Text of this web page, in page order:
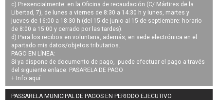
c) Presencialmente: en la Oficina de recaudación (C/ Mártires de la
Libertad, 7), de lunes a viernes de 8:30 a 14:30 h y lunes, martes y
jueves de 16:00 a 18:30 h (del 15 de junio al 15 de septiembre: horario
de 8:00 a 15:00 y cerrado por las tardes).
d) Para los recibos en voluntaria, además, en sede electrónica en el
apartado mis datos/objetos tributarios.
PAGO EN LÍNEA:
Si ya dispone de documento de pago, puede efectuar el pago a través
del siguiente enlace: PASARELA DE PAGO
+ Info aquí.
PASSARELA MUNICIPAL DE PAGOS EN PERIODO EJECUTIVO